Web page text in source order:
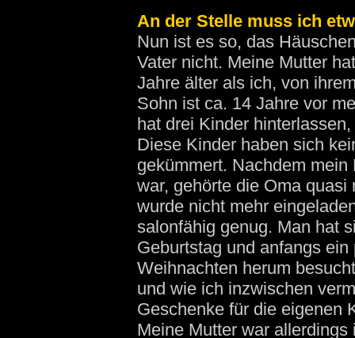
An der Stelle muss ich
Nun ist es so, das
Vater nicht. Meine Mutter
Jahre älter als ich, von
Sohn ist ca. 14 Jahre vor
hat drei Kinder
Diese Kinder haben sich
gekümmert. Nachdem
war, gehörte die Oma
wurde nicht mehr
salonfähig genug. Man hat
Geburtstag und anfangs ein
Weihnachten herum
und wie ich inzwischen
Geschenke für die eigenen
Meine Mutter war